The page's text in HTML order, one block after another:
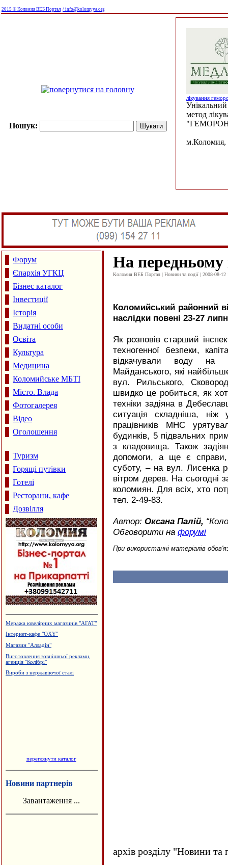
2015 © Коломия ВЕБ Портал / info@kolomyya.org
Пошук:
лікування
Унікальний
метод
м.Коломия,
Форум
Єпархія УГКЦ
Бізнес каталог
Інвестиції
Історія
Видатні особи
Освіта
Культура
Медицина
Коломийське МБТІ
Місто. Влада
Фотогалерея
Відео
Оголошення
Туризм
Горящі путівки
Готелі
Ресторани, кафе
Дозвілля
Будцентр "Деніго"
Утеплення та оздоблення будинків.
Ресторан "Гал-Прут"
Турецька баня, сауна "Магнолія"
переглянути каталог
Новини партнерів
Завантаження ...
На
Коломия ВЕБ Портал | Новини та події | 2008-08-12
Коломийський районний
наслідки повені 23-27
Як розповів старший
техногенної безпеки,
відкачували воду на
Майданського, які
вул. Рильського,
швидко це робиться, як
техніки задіяна в
ситуація складніша,
працівників МНС
будинків, 5 підвальних
з кладовища. Також
допомоги, а ще є справи,
суботу, – на вул. Лисенка
вітром дерев. На сьогодні
коломиян. Для всіх, хто
тел. 2-49-83.
Автор: Оксана Палій,
Обговорити на форумі
При використанні матеріалів
архів розділу "Новини та